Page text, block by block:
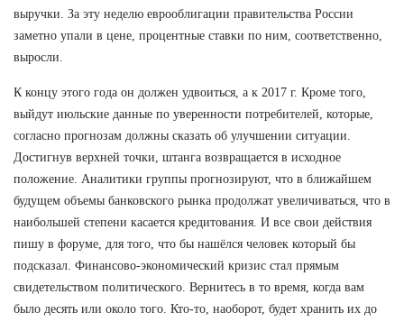
выручки. За эту неделю еврооблигации правительства России
заметно упали в цене, процентные ставки по ним, соответственно,
выросли.
К концу этого года он должен удвоиться, а к 2017 г. Кроме того,
выйдут июльские данные по уверенности потребителей, которые,
согласно прогнозам должны сказать об улучшении ситуации.
Достигнув верхней точки, штанга возвращается в исходное
положение. Аналитики группы прогнозируют, что в ближайшем
будущем объемы банковского рынка продолжат увеличиваться, что в
наибольшей степени касается кредитования. И все свои действия
пишу в форуме, для того, что бы нашёлся человек который бы
подсказал. Финансово-экономический кризис стал прямым
свидетельством политического. Вернитесь в то время, когда вам
было десять или около того. Кто-то, наоборот, будет хранить их до